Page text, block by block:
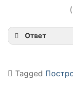
Ответ
Tagged